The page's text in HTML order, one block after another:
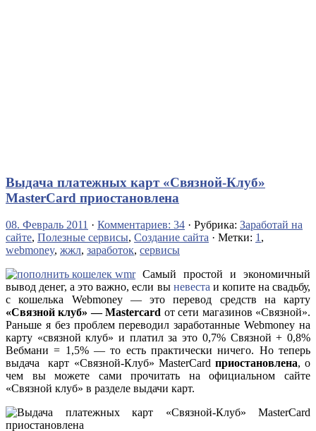
Выдача платежных карт «Связной-Клуб»
MasterCard приостановлена
08. Февраль 2011 · Комментариев: 34 · Рубрика: Заработай на
сайте, Полезные сервисы, Создание сайта · Метки: 1,
webmoney, жжл, заработок, сервисы
Самый простой и экономичный
вывод денег, а это важно, если вы невестаи копите на свадьбу,
с кошелька Webmoney — это перевод средств на карту
«Связной клуб» — Mastercard от сети магазинов «Связной».
Раньше я без проблем переводил заработанные Webmoney на
карту «связной клуб» и платил за это 0,7% Связной + 0,8%
Вебмани = 1,5% — то есть практически ничего. Но теперь
выдача карт «Связной-Клуб» MasterCard приостановлена, о
чем вы можете сами прочитать на официальном сайте
«Связной клуб» в разделе выдачи карт.